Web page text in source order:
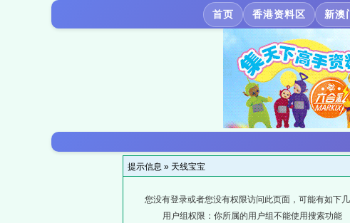
首页 香港资料区 新澳
提示信息 » 天线宝宝
您没有登录或者您没有权限访问此页面，可能有如下
用户组权限：你所属的用户组不能使用搜索功能